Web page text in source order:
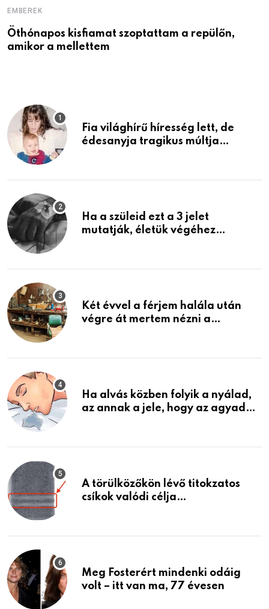
EMBEREK
Öthónapos kisfiamat szoptattam a repülőn,
amikor a mellettem
Fia világhírű híresség lett, de
édesanyja tragikus múltja
Ha a szüleid ezt a 3 jelet
mutatják, életük végéhez
Két évvel a férjem halála után
végre át mertem nézni a
életemet
Ha alvás közben folyik a nyálad,
az annak a jele, hogy az agyad…
A törülközőkön lévő titokzatos
csíkok valódi célja…
Meg Fosterért mindenki odáig
volt – itt van ma, 77 évesen